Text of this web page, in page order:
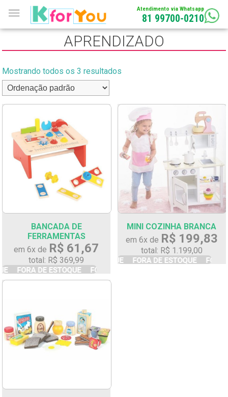
Atendimento via Whatsapp
81 99700-0210
APRENDIZADO
Mostrando todos os 3 resultados
BANCADA DE
FERRAMENTAS
em 6x de R$ 61,67
total: R$ 369,99
MINI COZINHA BRANCA
em 6x de R$ 199,83
total: R$ 1.199,00